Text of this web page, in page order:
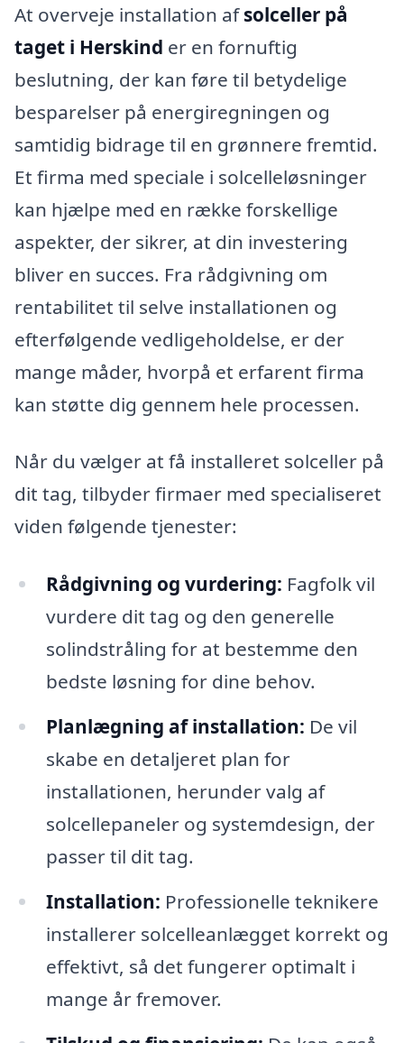
At overveje installation afsolceller på
taget i Herskind er en fornuftig
beslutning, der kan føre til betydelige
besparelser på energiregningen og
samtidig bidrage til en grønnere fremtid.
Et firma med speciale i solcelleløsninger
kan hjælpe med en række forskellige
aspekter, der sikrer, at din investering
bliver en succes. Fra rådgivning om
rentabilitet til selve installationen og
efterfølgende vedligeholdelse, er der
mange måder, hvorpå et erfarent firma
kan støtte dig gennem hele processen.
Når du vælger at få installeret solceller på
dit tag, tilbyder firmaer med specialiseret
viden følgende tjenester:
Rådgivning og vurdering: Fagfolk vil
vurdere dit tag og den generelle
solindstråling for at bestemme den
bedste løsning for dine behov.
Planlægning af installation: De vil
skabe en detaljeret plan for
installationen, herunder valg af
solcellepaneler og systemdesign, der
passer til dit tag.
Installation: Professionelle teknikere
installerer solcelleanlægget korrekt og
effektivt, så det fungerer optimalt i
mange år fremover.